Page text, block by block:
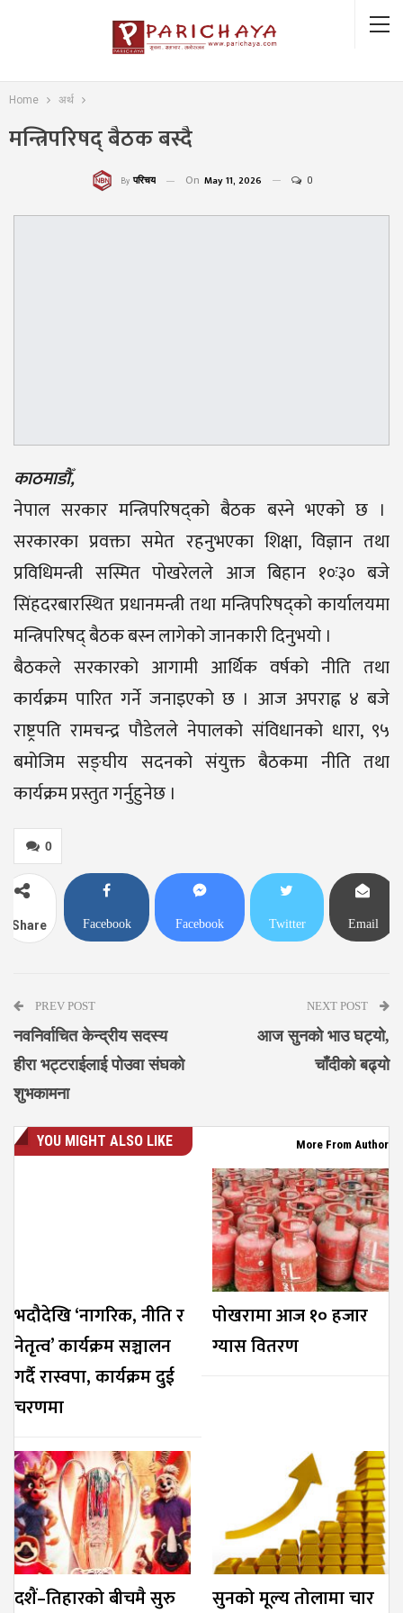
Home अर्थ
मन्त्रिपरिषद् बैठक बस्दै
By परिचय On May 11, 2026 0
काठमाडौँ,
नेपाल सरकार मन्त्रिपरिषद्को बैठक बस्ने भएको छ ।
सरकारका प्रवक्ता समेत रहनुभएका शिक्षा, विज्ञान तथा
प्रविधिमन्त्री सस्मित पोखरेलले आज बिहान १०ः३० बजे
सिंहदरबारस्थित प्रधानमन्त्री तथा मन्त्रिपरिषद्को कार्यालयमा
मन्त्रिपरिषद् बैठक बस्न लागेको जानकारी दिनुभयो ।
बैठकले सरकारको आगामी आर्थिक वर्षको नीति तथा
कार्यक्रम पारित गर्ने जनाइएको छ । आज अपराह्न ४ बजे
राष्ट्रपति रामचन्द्र पौडेलले नेपालको संविधानको धारा, ९५
बमोजिम सङ्घीय सदनको संयुक्त बैठकमा नीति तथा
कार्यक्रम प्रस्तुत गर्नुहुनेछ ।
0
Share Facebook Facebook Twitter Email
PREV POST
नवनिर्वाचित केन्द्रीय सदस्य
हीरा भट्टराईलाई पोउवा संघको
शुभकामना
NEXT POST
आज सुनको भाउ घट्यो,
चाँदीको बढ्यो
YOU MIGHT ALSO LIKE More From Author
भदौदेखि ‘नागरिक, नीति र
नेतृत्व’ कार्यक्रम सञ्चालन
गर्दै रास्वपा, कार्यक्रम दुई
चरणमा
पोखरामा आज १० हजार
ग्यास वितरण
दशैं–तिहारको बीचमै सुरु सुनको मूल्य तोलामा चार